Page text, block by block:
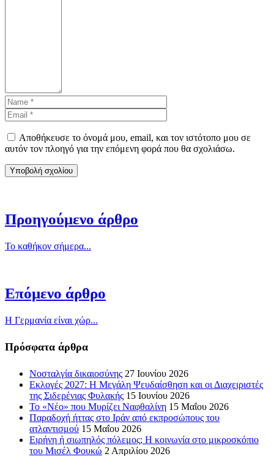
Αποθήκευσε το όνομά μου, email, και τον ιστότοπο μου σε
αυτόν τον πλοηγό για την επόμενη φορά που θα σχολιάσω.
Προηγούμενο άρθρο
Το καθήκον σήμερα...
Επόμενο άρθρο
Η Γερμανία είναι χώρ...
Πρόσφατα άρθρα
Νοσταλγία δικαιοσύνης 27 Ιουνίου 2026
Εκλογές 2027: Η Μεγάλη Ψευδαίσθηση και οι Διαχειριστές
της Σιδερένιας Φυλακής 15 Ιουνίου 2026
Το «Νέο» που Μυρίζει Ναφθαλίνη 15 Μαΐου 2026
Παραδοχή ήττας στο Ιράν από εκπροσώπους του
ατλαντισμού 15 Μαΐου 2026
Ειρήνη ή σιωπηλός πόλεμος; Η κοινωνία στο μικροσκόπιο
του Μισέλ Φουκώ 2 Απριλίου 2026